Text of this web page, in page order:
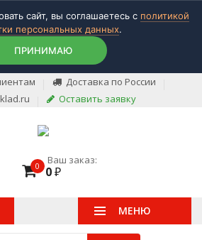
сайт, вы соглашаетесь с политикой
персональных данных.
ПРИНИМАЮ
Доставка по России
Оставить заявку
0 Ваш заказ:
0₽
МЕНЮ